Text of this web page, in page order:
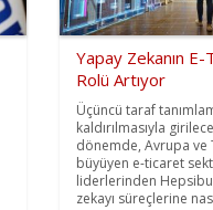
Yapay Zekanın
Rolü Artıyor
Üçüncü taraf
kaldırılmasıyla
dönemde, Avrupa ve
büyüyen e-ticaret
liderlerinden
zekayı süreçlerine